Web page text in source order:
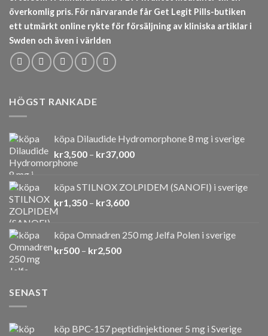
överkomlig pris. För närvarande får Get Legit Pills-butiken
ett utmärkt online rykte för försäljning av kliniska artiklar i
Swden och även i världen
HÖGST RANKADE
köpa Dilaudide Hydromorphone 8 mg i sverige
kr3,500 – kr37,000Prisintervall:
kr37,000
köpa STILNOX ZOLPIDEM (SANOFI) i sverige
kr1,350 – kr3,600Prisintervall:
kr3,600
köpa Omnadren 250 mg Jelfa Polen i sverige
kr500 – kr2,500Prisintervall:
SENAST
köp BPC-157 peptidinjektioner 5 mg i Sverige